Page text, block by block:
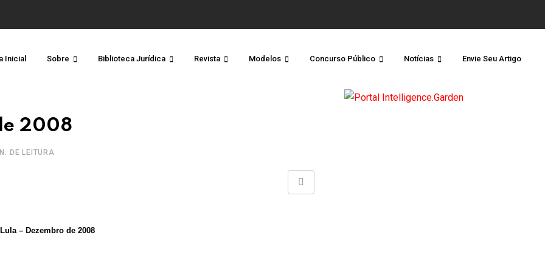
Inicial Sobre Biblioteca Jurídica Revista Modelos Concurso Público Notícias Envie Seu Artigo
2008
DE LEITURA
Share
– Dezembro de 2008